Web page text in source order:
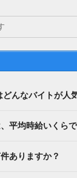
んなバイトが人
平均時給いくら
ありますか？